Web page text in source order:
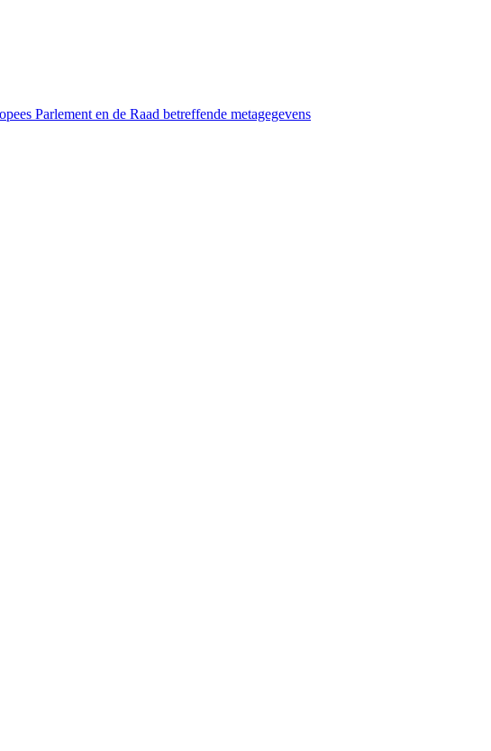
Parlement en de Raad betreffende metagegevens